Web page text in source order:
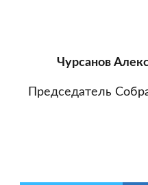
Чурсанов
Председатель